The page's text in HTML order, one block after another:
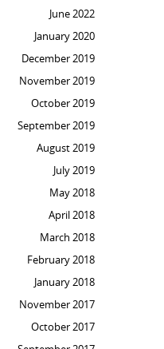
June 2022
January 2020
December 2019
November 2019
October 2019
September 2019
August 2019
July 2019
May 2018
April 2018
March 2018
February 2018
January 2018
November 2017
October 2017